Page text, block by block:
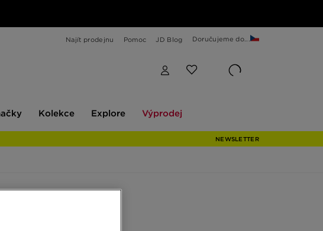
Najít prodejnu Pomoc JD Blog Doručujeme do...
Kolekce Explore Výprodej
NEWSLETTER